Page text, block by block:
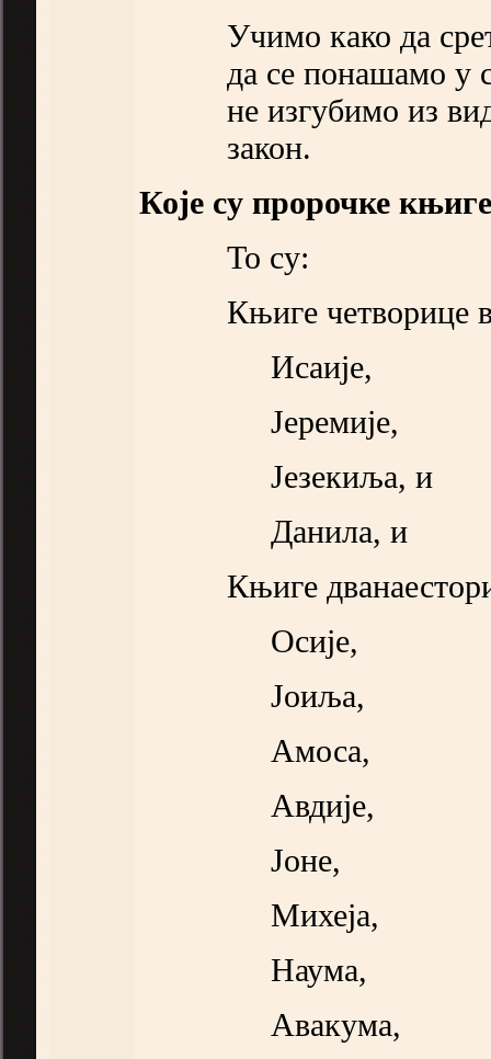
Учимо како да
да се понашамо у
не изгубимо из
закон.
Које су пророчке
То су:
Књиге четворице
Исаије,
Јеремије,
Језекиља, и
Данила, и
Књиге
Осије,
Јоиља,
Амоса,
Авдије,
Јоне,
Михеја,
Наума,
Авакума,